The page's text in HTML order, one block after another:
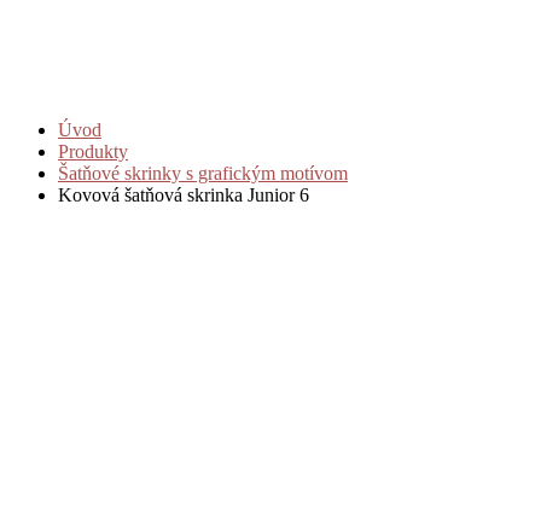
Úvod
Produkty
Šatňové skrinky s grafickým motívom
Kovová šatňová skrinka Junior 6